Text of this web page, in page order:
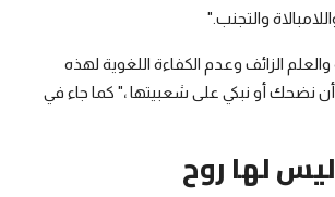
والتجنب."
والعلم الزائف وعدم الكفاءة اللغوية لهذه
أن نضحك أو نبكي على شعبيتها ،" كما جاء في
لها روح